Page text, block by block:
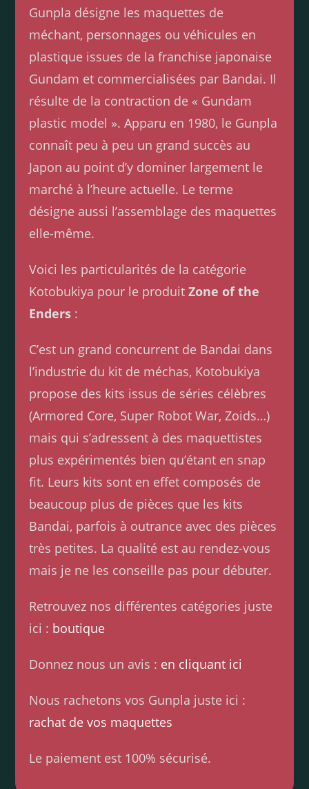
Gunpla désigne les maquettes de
méchant, personnages ou véhicules en
plastique issues de la franchise japonaise
Gundam et commercialisées par Bandai. Il
résulte de la contraction de « Gundam
plastic model ». Apparu en 1980, le Gunpla
connaît peu à peu un grand succès au
Japon au point d’y dominer largement le
marché à l’heure actuelle. Le terme
désigne aussi l’assemblage des maquettes
elle-même.
Voici les particularités de la catégorie
Kotobukiya pour le produitZone of the
Enders :
C’est un grand concurrent de Bandai dans
l’industrie du kit de méchas, Kotobukiya
propose des kits issus de séries célèbres
(Armored Core, Super Robot War, Zoids…)
mais qui s’adressent à des maquettistes
plus expérimentés bien qu’étant en snap
fit. Leurs kits sont en effet composés de
beaucoup plus de pièces que les kits
Bandai, parfois à outrance avec des pièces
très petites. La qualité est au rendez-vous
mais je ne les conseille pas pour débuter.
Retrouvez nos différentes catégories juste
ici : boutique
Donnez nous un avis : en cliquant ici
Nous rachetons vos Gunpla juste ici :
rachat de vos maquettes
Le paiement est 100% sécurisé.